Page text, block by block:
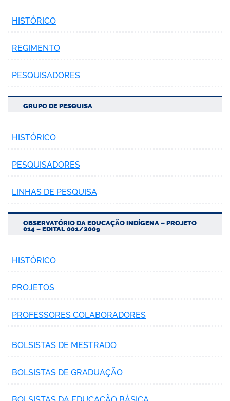
portal
HISTÓRICO
REGIMENTO
PESQUISADORES
GRUPO DE PESQUISA
HISTÓRICO
PESQUISADORES
LINHAS DE PESQUISA
OBSERVATÓRIO DA EDUCAÇÃO INDÍGENA – PROJETO
014 – EDITAL 001/2009
HISTÓRICO
PROJETOS
PROFESSORES COLABORADORES
BOLSISTAS DE MESTRADO
BOLSISTAS DE GRADUAÇÃO